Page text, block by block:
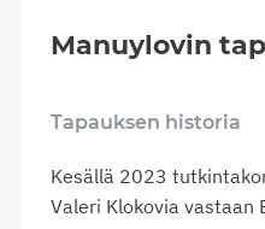
Manuylovin
Tapauksen historia
Kesällä 2023
Valeri Klokovia vastaan